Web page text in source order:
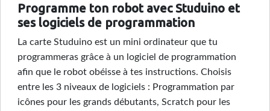
Programme ton robot avec Studuino et
ses logiciels de programmation
La carte Studuino est un mini ordinateur que tu
programmeras grâce à un logiciel de programmation
afin que le robot obéisse à tes instructions. Choisis
entre les 3 niveaux de logiciels : Programmation par
icônes pour les grands débutants, Scratch pour les